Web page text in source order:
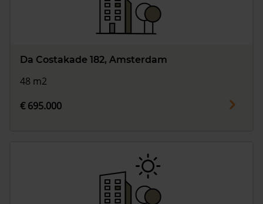
Da Costakade 182, Amsterdam
48 m2
€ 695.000